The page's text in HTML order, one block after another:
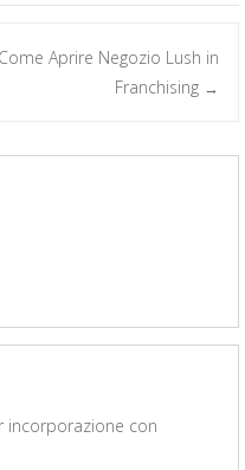
Come Aprire Negozio Lush in
Franchising →
incorporazione con